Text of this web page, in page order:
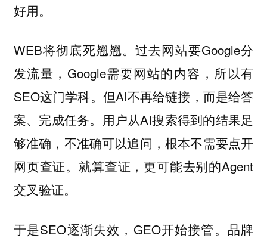
好用。
WEB将彻底死翘翘。过去网站要Google分
发流量，Google需要网站的内容，所以有
SEO这门学科。但AI不再给链接，而是给答
案、完成任务。用户从AI搜索得到的结果足
够准确，不准确可以追问，根本不需要点开
网页查证。就算查证，更可能去别的Agent
交叉验证。
于是SEO逐渐失效，GEO开始接管。品牌